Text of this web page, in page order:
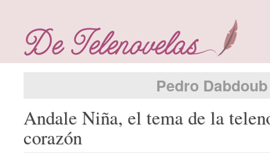
Pedro Dabdoub
Andale Niña, el tema de la
corazón